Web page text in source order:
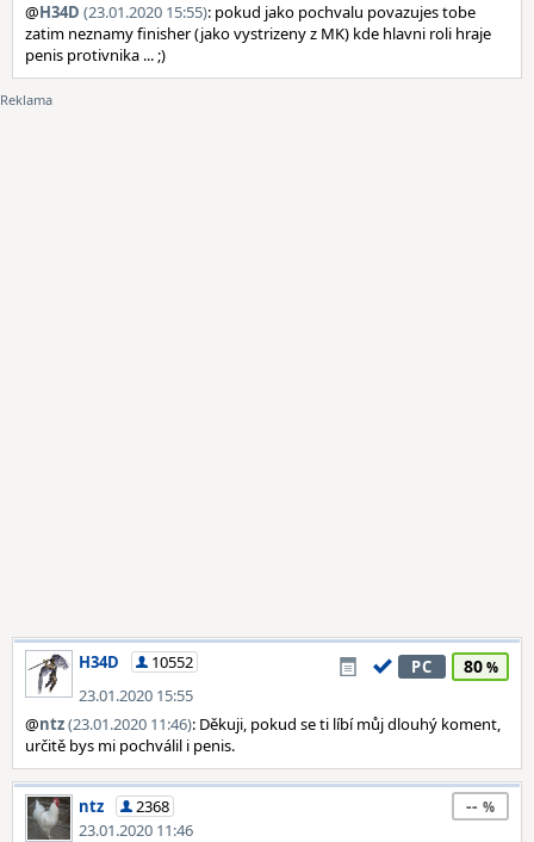
@H34D (23.01.2020 15:55): pokud jako pochvalu povazujes tobe
zatim neznamy finisher (jako vystrizeny z MK) kde hlavni roli hraje
penis protivnika ... ;)
H34D
10552
23.01.2020 15:55
PC 80
@ntz(23.01.2020 11:46): Děkuji, pokud se ti líbí můj dlouhý koment,
určitě bys mi pochválil i penis.
ntz
2368
23.01.2020 11:46
--